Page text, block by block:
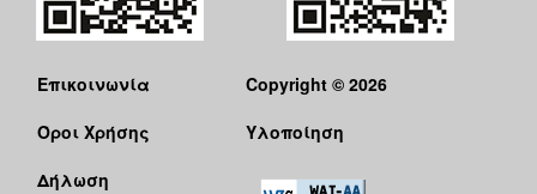
Επικοινωνία
Όροι Χρήσης
Δήλωση
Copyright © 2026
Υλοποίηση